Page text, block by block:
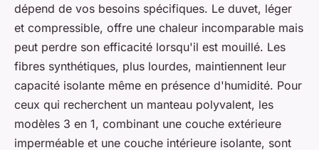
dépend de vos besoins spécifiques. Le duvet, léger
et compressible, offre une chaleur incomparable mais
peut perdre son efficacité lorsqu'il est mouillé. Les
fibres synthétiques, plus lourdes, maintiennent leur
capacité isolante même en présence d'humidité. Pour
ceux qui recherchent un manteau polyvalent, les
modèles 3 en 1, combinant une couche extérieure
imperméable et une couche intérieure isolante, sont